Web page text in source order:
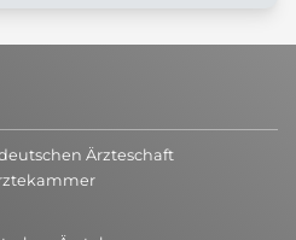
Ärzteschaft